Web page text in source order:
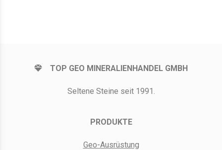
TOP GEO MINERALIENHANDEL GMBH
Seltene Steine seit 1991.
PRODUKTE
Geo-Ausrüstung